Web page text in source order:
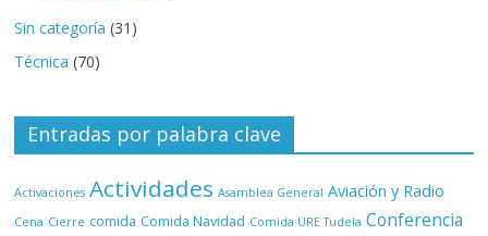
Sin categoría (31)
Técnica (70)
Entradas por palabra clave
Activaciones Actividades Asamblea General Aviación y Radio
Cena Cierre comida Comida Navidad Comida URE Tudela Conferencia